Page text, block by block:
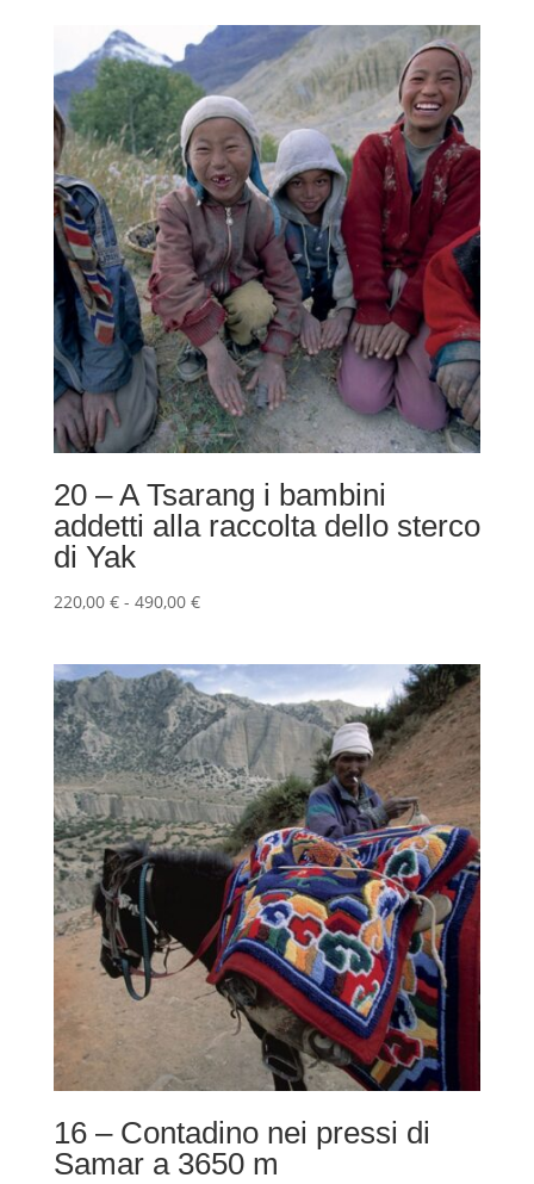
da
220,00 €
a
490,00 €
20 – A Tsarang i bambini
addetti alla raccolta dello sterco
di Yak
220,00 € - 490,00 €Fascia
da
220,00 €
a
490,00 €
16 – Contadino nei pressi di
Samar a 3650 m